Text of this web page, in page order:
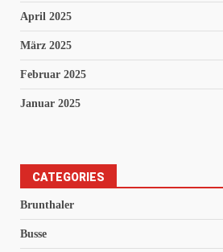
April 2025
März 2025
Februar 2025
Januar 2025
CATEGORIES
Brunthaler
Busse